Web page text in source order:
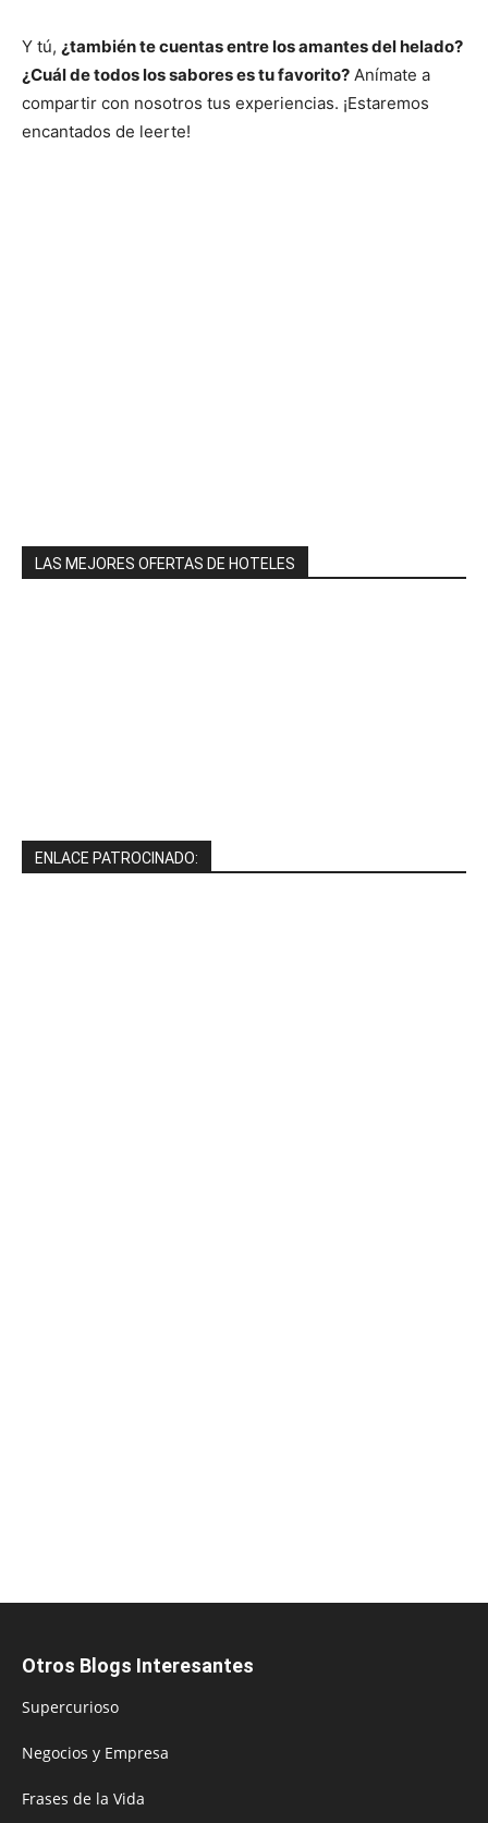
Y tú, ¿también te cuentas entre los amantes del helado?
¿Cuál de todos los sabores es tu favorito? Anímate a
compartir con nosotros tus experiencias. ¡Estaremos
encantados de leerte!
LAS MEJORES OFERTAS DE HOTELES
ENLACE PATROCINADO:
Otros Blogs Interesantes
Supercurioso
Negocios y Empresa
Frases de la Vida